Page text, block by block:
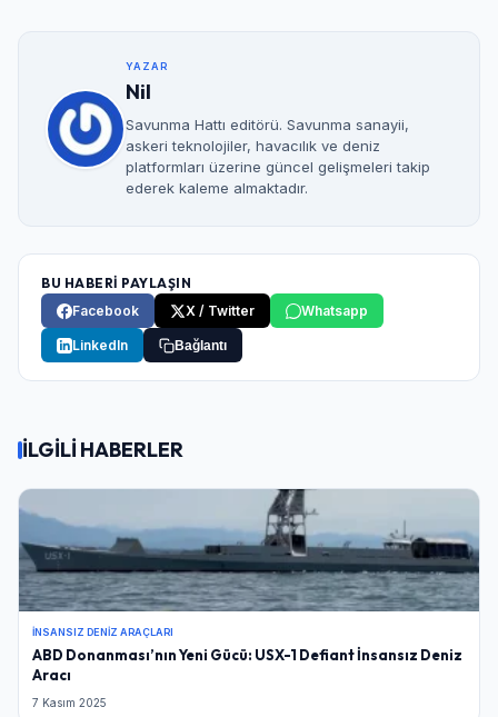
YAZAR
Nil
Savunma Hattı editörü. Savunma sanayii,
askeri teknolojiler, havacılık ve deniz
platformları üzerine güncel gelişmeleri takip
ederek kaleme almaktadır.
BU HABERİ PAYLAŞIN
Facebook
X / Twitter Whatsapp
LinkedIn Bağlantı
İLGİLİ HABERLER
İNSANSIZ DENIZ ARAÇLARI
ABD Donanması’nın Yeni Gücü: USX-1 Defiant İnsansız Deniz
Aracı
7 Kasım 2025